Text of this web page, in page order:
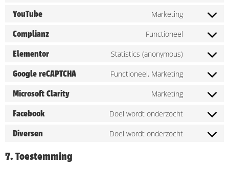
YouTube Marketing
Complianz Functioneel
Elementor Statistics (anonymous)
Google reCAPTCHA Functioneel, Marketing
Microsoft Clarity Marketing
Facebook Doel wordt onderzocht
Diversen Doel wordt onderzocht
7. Toestemming